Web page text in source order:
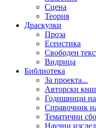
Сцена
Теория
Драскулки
Проза
Есеистика
Свободен
Видрица
Библиотека
За проекта...
Авторски
Годишници на
Справочник
Тематични
Научни